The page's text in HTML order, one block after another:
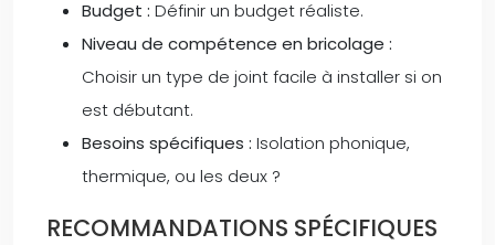
Budget : Définir un budget réaliste.
Niveau de compétence en bricolage :
Choisir un type de joint facile à installer si on
est débutant.
Besoins spécifiques : Isolation phonique,
thermique, ou les deux ?
RECOMMANDATIONS SPÉCIFIQUES